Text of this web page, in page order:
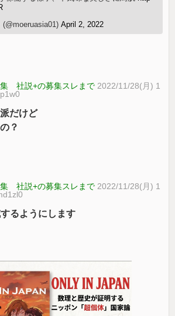
April 2, 2022
社説+の募集スレまで 2022/11/28(月) 1
だけど
？
社説+の募集スレまで 2022/11/28(月) 1
るようにします